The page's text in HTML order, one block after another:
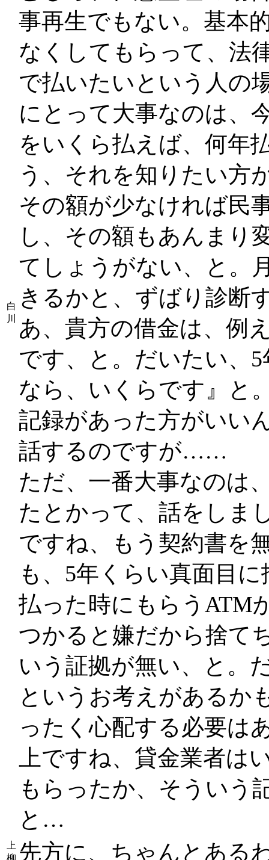
白
川
事再生でもない。基本
なくしてもらって、法
で払いたいという人
にとって大事なのは、
をいくら払えば、何年
う、それを知りたい方
その額が少なければ民
し、その額もあんまり
てしょうがない、と。
きるかと、ずばり診断
あ、貴方の借金は、例
です、と。だいたい、
なら、いくらです』と
記録があった方がいい
話するのですが……
ただ、一番大事なのは
たとかって、話をしま
ですね、もう契約書を
も、5年くらい真面目
払った時にもらうATM
つかると嫌だから捨て
いう証拠が無い、と。
というお考えがあるか
ったく心配する必要は
上ですね、貸金業者は
もらったか、そういう
と…
上
柳 先方に、ちゃんとある